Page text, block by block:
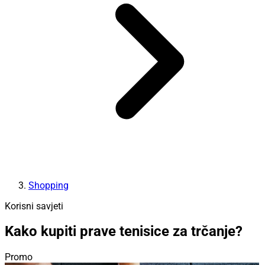
Shopping
Korisni savjeti
Kako kupiti prave tenisice za trčanje?
Promo